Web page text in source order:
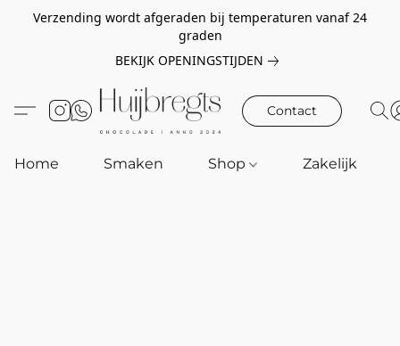
Verzending wordt afgeraden bij temperaturen vanaf 24
graden
BEKIJK OPENINGSTIJDEN
Contact
Home Smaken Shop Zakelijk